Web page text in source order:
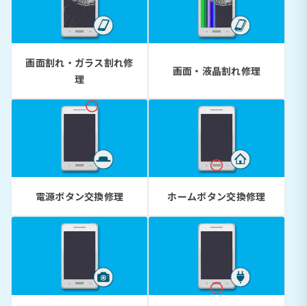
画面割れ・ガラス割れ修
理
画面・液晶割れ修理
電源ボタン交換修理 ホームボタン交換修理